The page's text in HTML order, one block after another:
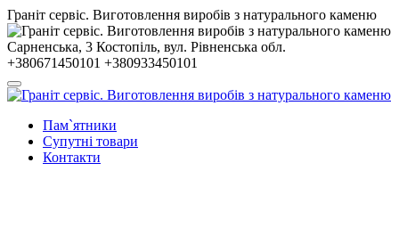
Гранiт сервiс. Виготовлення виробів з натурального каменю
Сарненська, 3 Костопiль, вул. Рiвненська обл.
+380671450101 +380933450101
Пам`ятники
Супутні товари
Контакти